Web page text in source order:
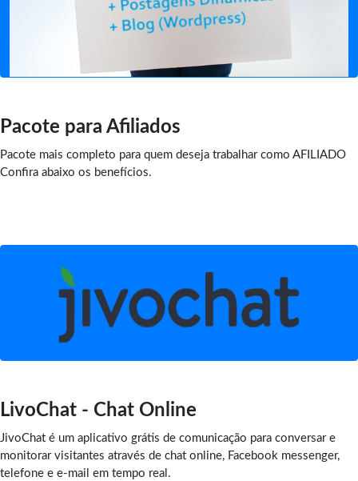
Pacote para Afiliados
Pacote mais completo para quem deseja trabalhar como AFILIADO
Confira abaixo os benefícios.
LivoChat - Chat Online
JivoChat é um aplicativo grátis de comunicação para conversar e
monitorar visitantes através de chat online, Facebook messenger,
telefone e e-mail em tempo real.